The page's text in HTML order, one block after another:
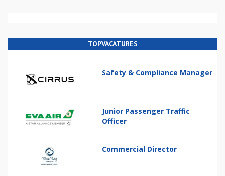
TOPVACATURES
Safety & Compliance Manager
Junior Passenger Traffic
Officer
Commercial Director